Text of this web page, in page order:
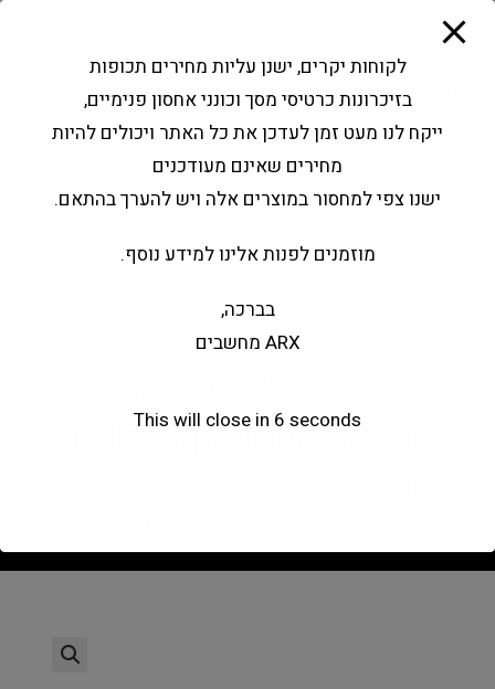
פתח סרגל נגישות
Products
search
החשבון שלי בקשה להצעה
CPU Temp Display BLACK
לקוחות יקרים, ישנן עליות מחירים תכופות
בזיכרונות כרטיסי מסך וכונני אחסון פנימיים,
ייקח לנו מעט זמן לעדכן את כל האתר ויכולים להיות
מחירים שאינם מעודכנים
ישנו צפי למחסור במוצרים אלה ויש להערך בהתאם.
מוזמנים לפנות אלינו למידע נוסף.
בברכה,
ARX מחשבים
This will close in 5 seconds